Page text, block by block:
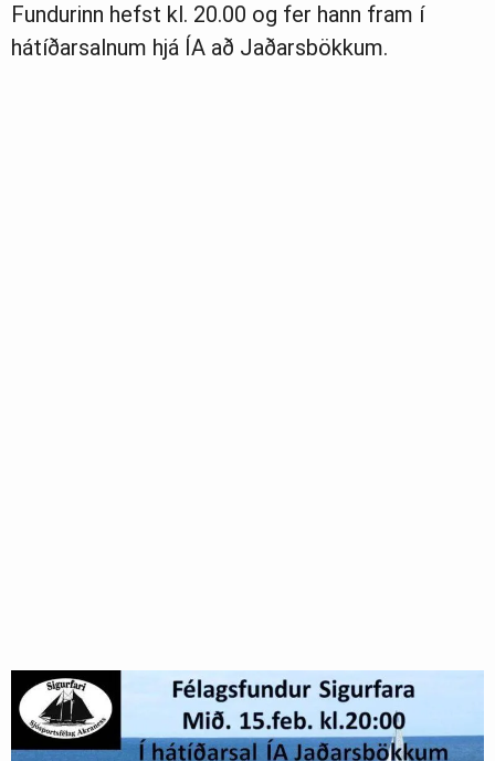
Fundurinn hefst kl. 20.00 og fer hann fram í
hátíðarsalnum hjá ÍA að Jaðarsbökkum.